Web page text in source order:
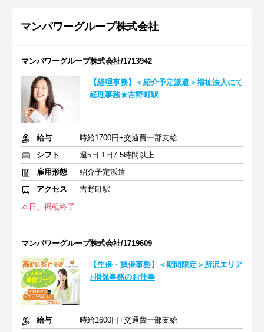
マンパワーグループ株式会社
マンパワーグループ株式会社/1713942
【経理事務】＜紹介予定派遣＞福祉法人にて
経理事務★吉野町駅
給与
時給1700円+交通費一部支給
シフト
週5日 1日7.5時間以上
雇用形態
紹介予定派遣
アクセス
吉野町駅
本日、掲載終了
マンパワーグループ株式会社/1719609
【生保・損保事務】＜期間限定＞所沢エリア
♪損保事務のお仕事
給与
時給1600円+交通費一部支給